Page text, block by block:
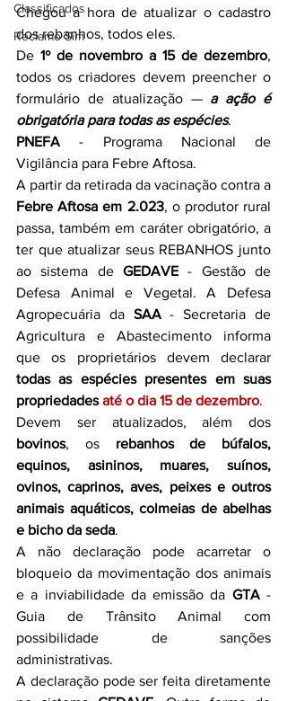
Classificados
Reclamo Sim
Chegou a hora de atualizar o cadastro
dos rebanhos, todos eles.
De 1º de novembro a 15 de dezembro,
todos os criadores devem preencher o
formulário de atualização — a ação é
obrigatória para todas as espécies.
PNEFA - Programa Nacional de
Vigilância para Febre Aftosa.
Febre Aftosa em 2.023, o produtor rural
passa, também em caráter obrigatório, a
ter que atualizar seus REBANHOS junto
ao sistema de GEDAVE - Gestão de
Defesa Animal e Vegetal. A Defesa
Agropecuária da SAA - Secretaria de
Agricultura e Abastecimento informa
todas as espécies presentes em suas
propriedades até o dia 15 de dezembro.
bovinos, os rebanhos de búfalos,
equinos, asininos, muares, suínos,
ovinos, caprinos, aves, peixes e outros
animais aquáticos, colmeias de abelhas
e bicho da seda.
A não declaração pode acarretar o
bloqueio da movimentação dos animais
e a inviabilidade da emissão da GTA -
Guia de Trânsito Animal com
possibilidade de sanções
administrativas.
A declaração pode ser feita diretamente